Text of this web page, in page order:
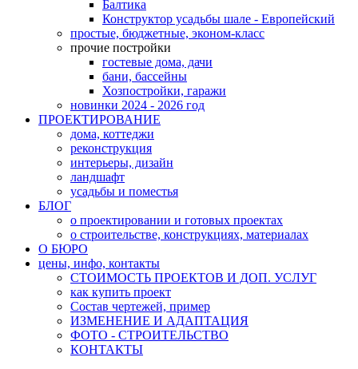
Балтика
Конструктор усадьбы шале - Европейский
простые, бюджетные, эконом-класс
прочие постройки
гостевые дома, дачи
бани, бассейны
Хозпостройки, гаражи
новинки 2024 - 2026 год
ПРОЕКТИРОВАНИЕ
дома, коттеджи
реконструкция
интерьеры, дизайн
ландшафт
усадьбы и поместья
БЛОГ
о проектировании и готовых проектах
о строительстве, конструкциях, материалах
О БЮРО
цены, инфо, контакты
СТОИМОСТЬ ПРОЕКТОВ И ДОП. УСЛУГ
как купить проект
Состав чертежей, пример
ИЗМЕНЕНИЕ И АДАПТАЦИЯ
ФОТО - СТРОИТЕЛЬСТВО
КОНТАКТЫ